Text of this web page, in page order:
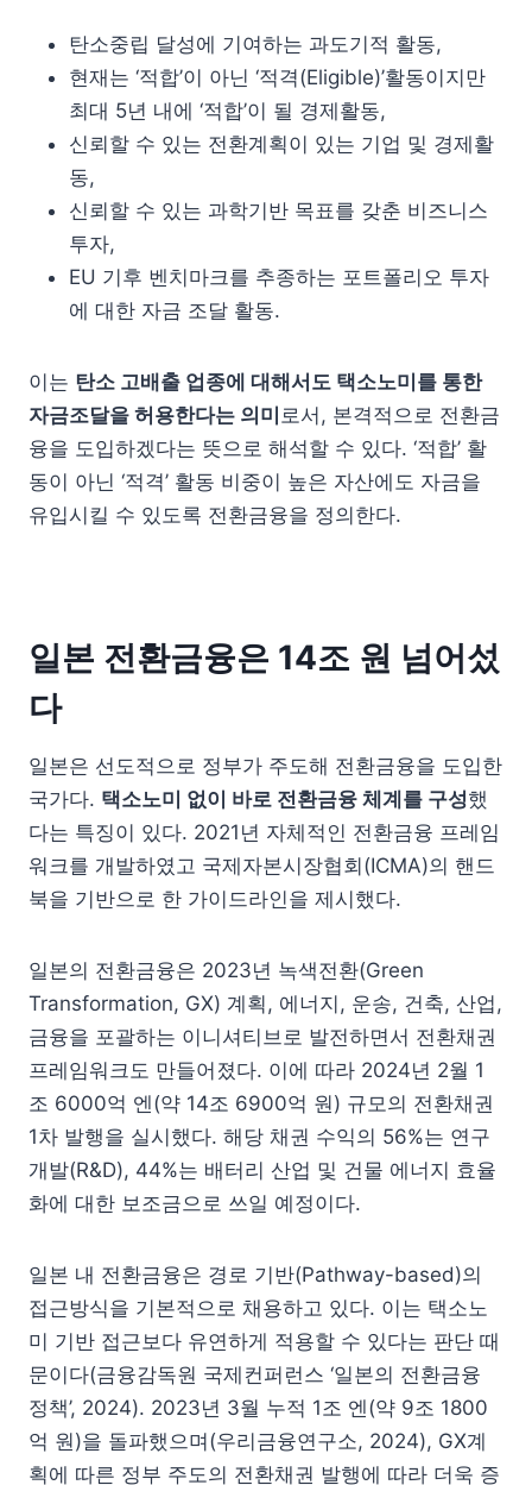
탄소중립 달성에 기여하는 과도기적 활동,
현재는 ‘적합’이 아닌 ‘적격(Eligible)’활동이지만
최대 5년 내에 ‘적합’이 될 경제활동,
신뢰할 수 있는 전환계획이 있는 기업 및 경제활
동,
신뢰할 수 있는 과학기반 목표를 갖춘 비즈니스
투자,
EU 기후 벤치마크를 추종하는 포트폴리오 투자
에 대한 자금 조달 활동.
이는 탄소 고배출 업종에 대해서도 택소노미를 통한
자금조달을 허용한다는 의미 로서, 본격적으로 전환금
융을 도입하겠다는 뜻으로 해석할 수 있다. ‘적합’ 활
동이 아닌 ‘적격’ 활동 비중이 높은 자산에도 자금을
유입시킬 수 있도록 전환금융을 정의한다.
일본 전환금융은 14조 원 넘어섰
다
일본은 선도적으로 정부가 주도해 전환금융을 도입한
국가다. 택소노미 없이 바로 전환금융 체계를 구성했
다는 특징이 있다. 2021년 자체적인 전환금융 프레임
워크를 개발하였고 국제자본시장협회(ICMA)의 핸드
북을 기반으로 한 가이드라인을 제시했다.
일본의 전환금융은 2023년 녹색전환(Green
Transformation, GX) 계획, 에너지, 운송, 건축, 산업,
금융을 포괄하는 이니셔티브로 발전하면서 전환채권
프레임워크도 만들어졌다. 이에 따라 2024년 2월 1
조 6000억 엔(약 14조 6900억 원) 규모의 전환채권
1차 발행을 실시했다. 해당 채권 수익의 56%는 연구
개발(R&D), 44%는 배터리 산업 및 건물 에너지 효율
화에 대한 보조금으로 쓰일 예정이다.
일본 내 전환금융은 경로 기반(Pathway-based)의
접근방식을 기본적으로 채용하고 있다. 이는 택소노
미 기반 접근보다 유연하게 적용할 수 있다는 판단 때
문이다(금융감독원 국제컨퍼런스 ‘일본의 전환금융
정책’, 2024). 2023년 3월 누적 1조 엔(약 9조 1800
억 원)을 돌파했으며(우리금융연구소, 2024), GX계
획에 따른 정부 주도의 전환채권 발행에 따라 더욱 증